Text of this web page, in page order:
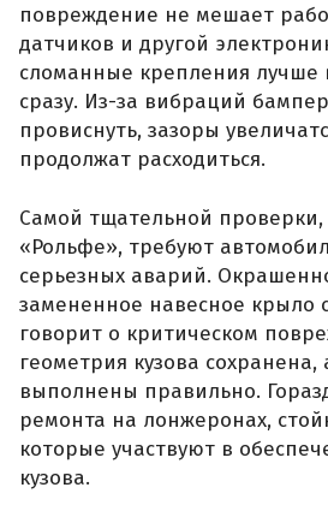
повреждение не мешает
датчиков и другой
сломанные крепления лучше
сразу. Из-за вибраций
провиснуть, зазоры
продолжат расходиться.
Самой тщательной проверки,
«Рольфе», требуют
серьезных аварий.
замененное навесное крыло
говорит о критическом
геометрия кузова сохранена,
выполнены правильно.
ремонта на лонжеронах,
которые участвуют в
кузова.